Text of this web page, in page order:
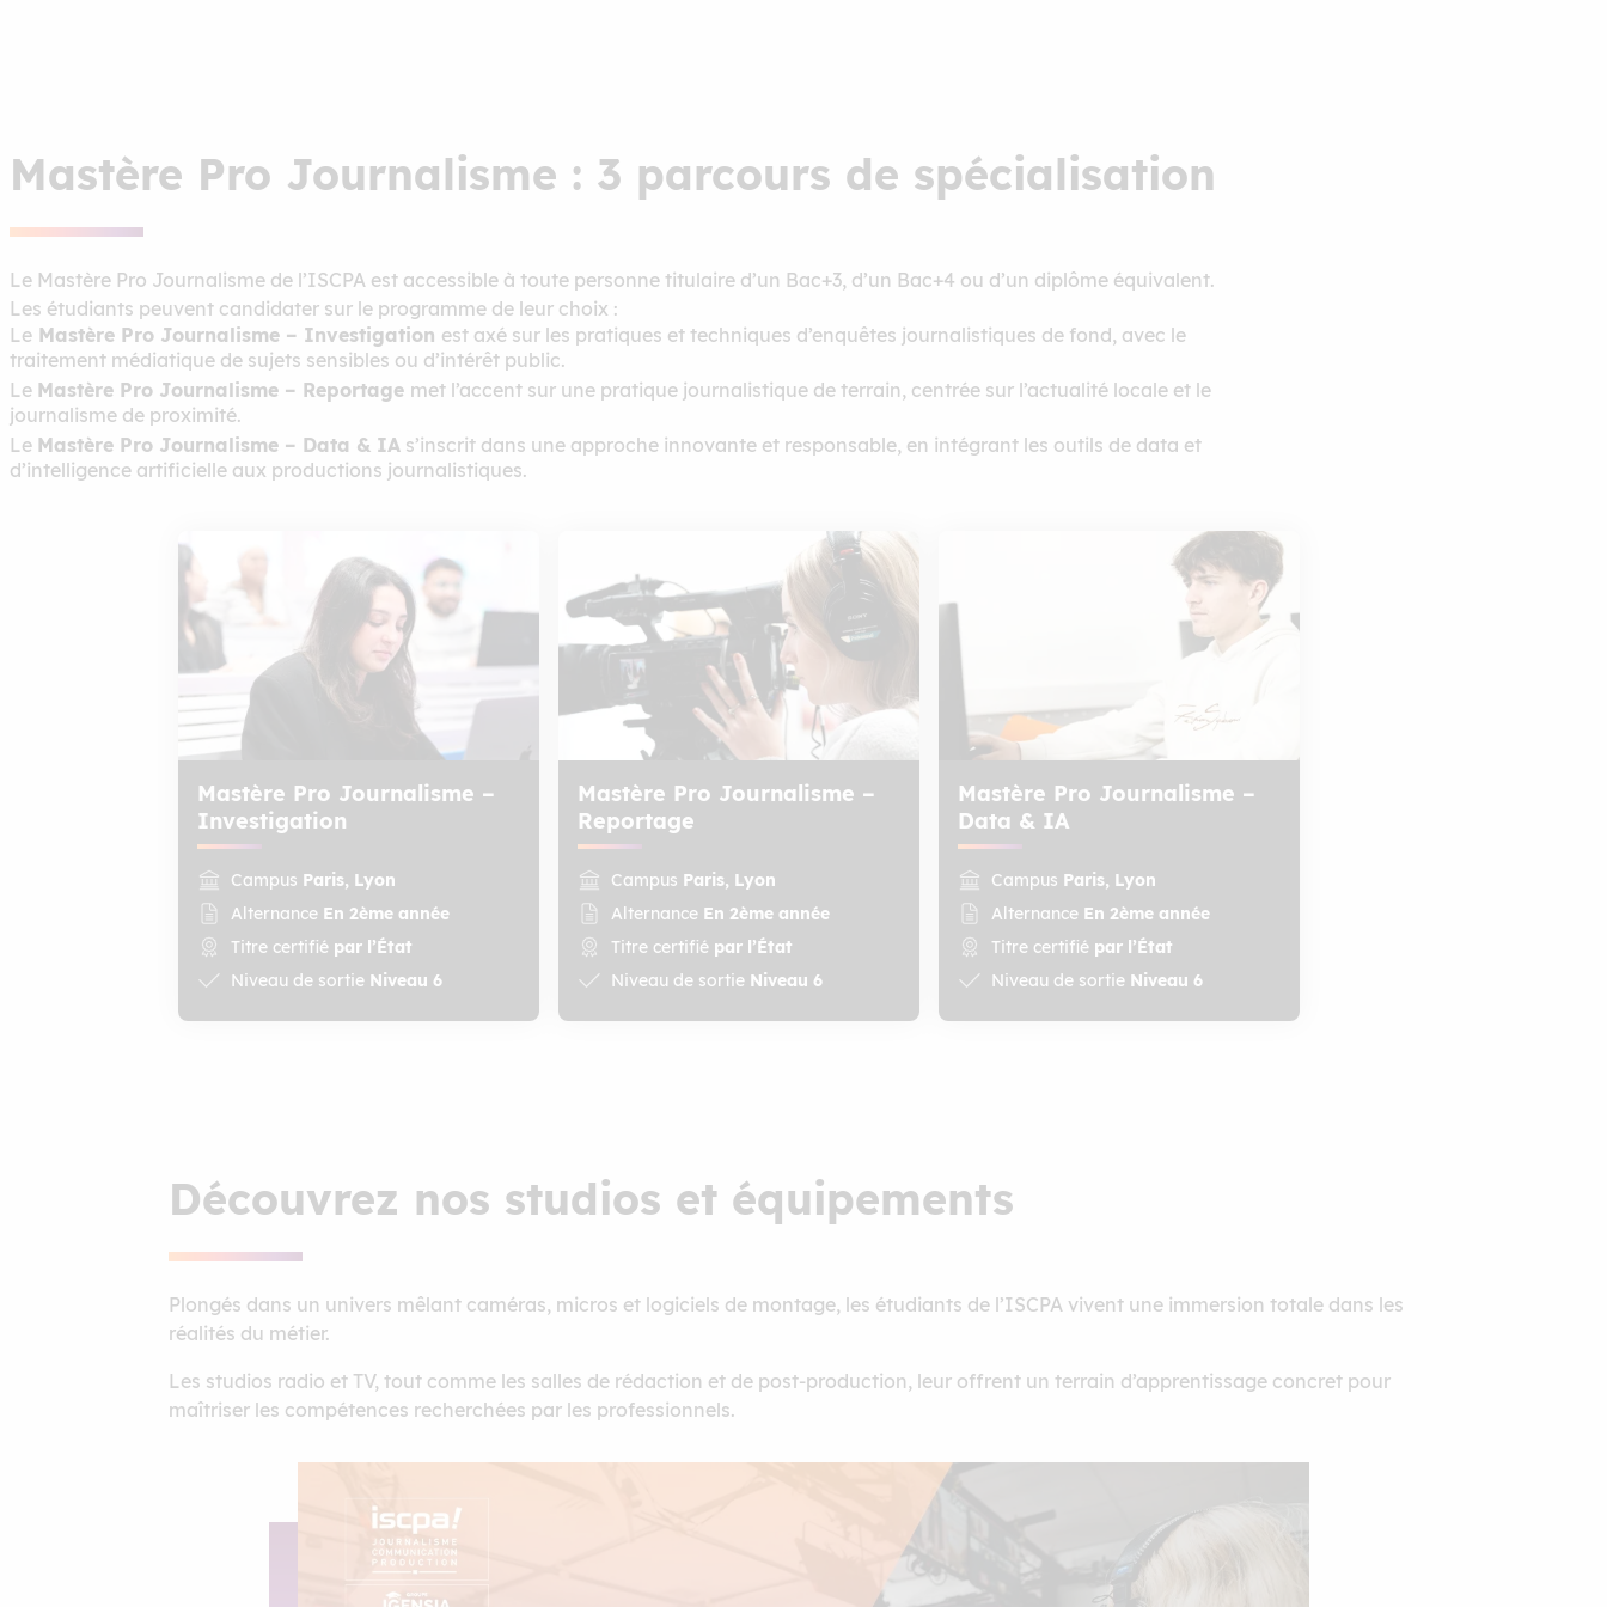
Mastère Pro Journalisme : 3 parcours de spécialisation
Le Mastère Pro Journalisme de l’ISCPA est accessible à toute personne titulaire d’un Bac+3, d’un Bac+4 ou d’un diplôme équivalent.
Les étudiants peuvent candidater sur le programme de leur choix :
Le Mastère Pro Journalisme – Investigation est axé sur les pratiques et techniques d’enquêtes journalistiques de fond, avec le
traitement médiatique de sujets sensibles ou d’intérêt public.
Le Mastère Pro Journalisme – Reportage met l’accent sur une pratique journalistique de terrain, centrée sur l’actualité locale et le
journalisme de proximité.
Le Mastère Pro Journalisme – Data & IA s’inscrit dans une approche innovante et responsable, en intégrant les outils de data et
d’intelligence artificielle aux productions journalistiques.
Mastère Pro Journalisme –
Investigation
Campus Paris, Lyon
Alternance En 2ème année
Titre certifié par l’État
Niveau de sortie Niveau 6
Mastère Pro Journalisme –
Reportage
Campus Paris, Lyon
Alternance En 2ème année
Titre certifié par l’État
Niveau de sortie Niveau 6
Mastère Pro Journalisme –
Data & IA
Campus Paris, Lyon
Alternance En 2ème année
Titre certifié par l’État
Niveau de sortie Niveau 6
Découvrez nos studios et équipements
Plongés dans un univers mêlant caméras, micros et logiciels de montage, les étudiants de l’ISCPA vivent une immersion totale dans les
réalités du métier.
Les studios radio et TV, tout comme les salles de rédaction et de post-production, leur offrent un terrain d’apprentissage concret pour
maîtriser les compétences recherchées par les professionnels.